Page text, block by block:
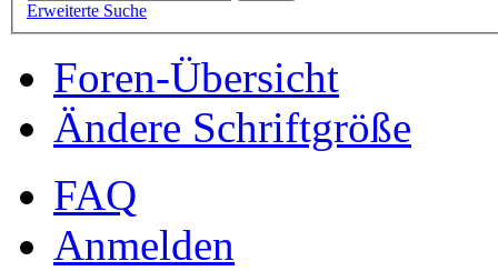
Erweiterte Suche
Foren-Übersicht
Ändere Schriftgröße
FAQ
Anmelden